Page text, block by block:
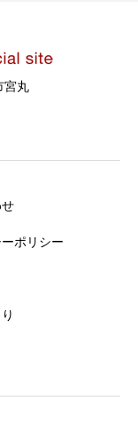
宮丸
ポリシー